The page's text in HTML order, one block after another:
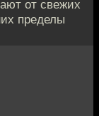
от свежих
пределы